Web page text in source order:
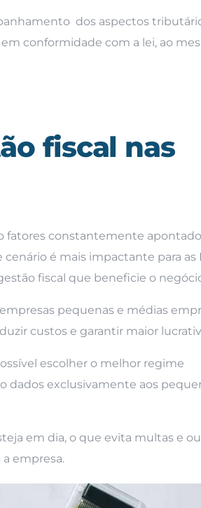
dos aspectos
conformidade com a lei, ao
fiscal nas
fatores constantemente
é mais impactante para as
fiscal que beneficie o
pequenas e médias
custos e garantir maior
escolher o melhor regime
dados exclusivamente aos
em dia, o que evita multas e
empresa.